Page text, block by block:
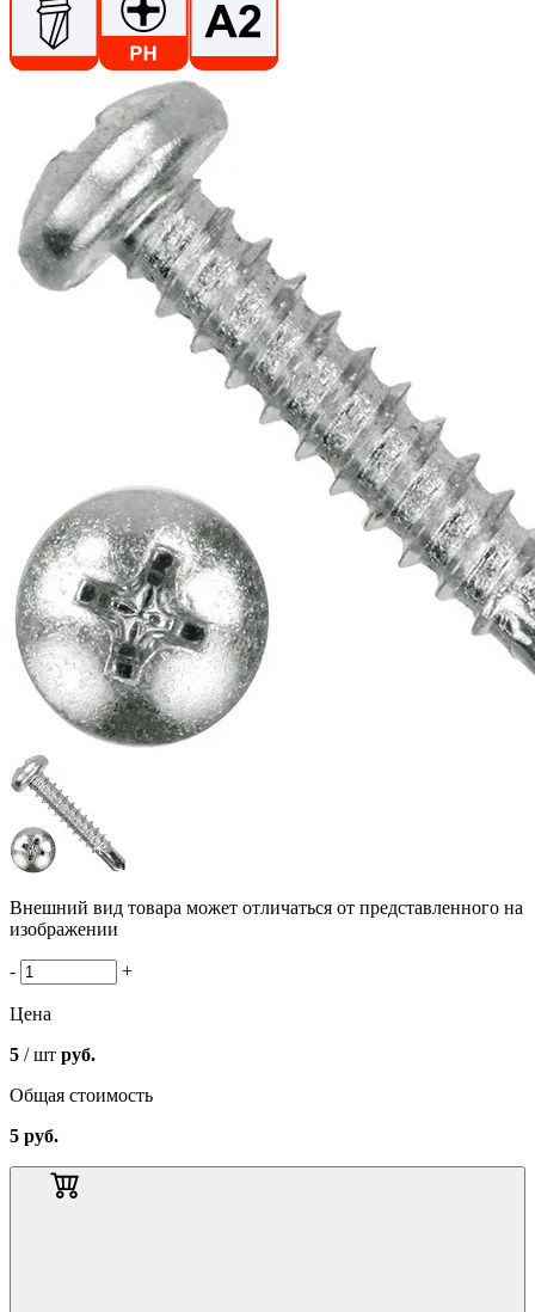
Внешний вид товара может отличаться от представленного на
изображении
- +
Цена
5 / шт руб.
Общая стоимость
5 руб.